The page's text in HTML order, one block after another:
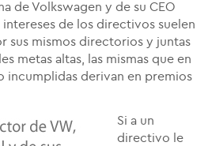
de Volkswagen y de su CEO
de los directivos suelen
sus mismos directorios y juntas
metas altas, las mismas que en
incumplidas derivan en premios
Si a un
directivo le